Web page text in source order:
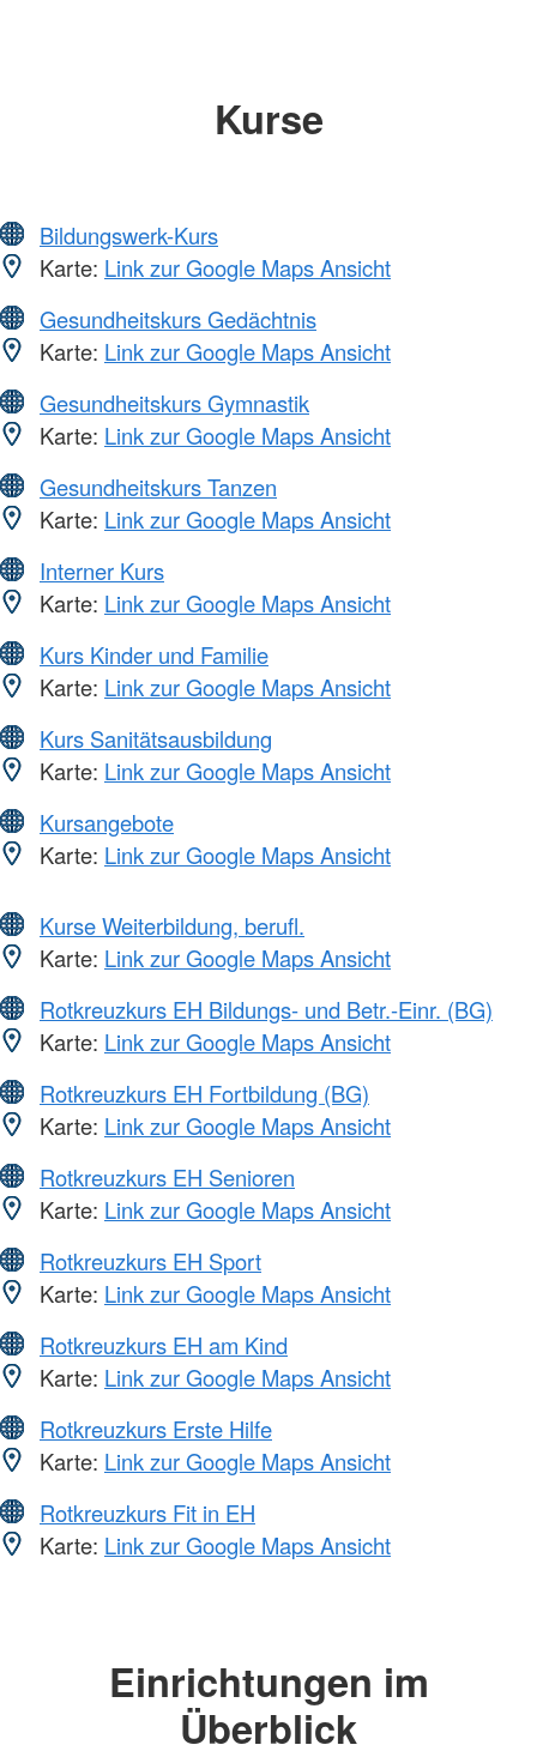
Kurse
Bildungswerk-Kurs
Karte: Link zur Google Maps Ansicht
Gesundheitskurs Gedächtnis
Karte: Link zur Google Maps Ansicht
Gesundheitskurs Gymnastik
Karte: Link zur Google Maps Ansicht
Gesundheitskurs Tanzen
Karte: Link zur Google Maps Ansicht
Interner Kurs
Karte: Link zur Google Maps Ansicht
Kurs Kinder und Familie
Karte: Link zur Google Maps Ansicht
Kurs Sanitätsausbildung
Karte: Link zur Google Maps Ansicht
Kursangebote
Karte: Link zur Google Maps Ansicht
Kurse Weiterbildung, berufl.
Karte: Link zur Google Maps Ansicht
Rotkreuzkurs EH Bildungs- und Betr.-Einr. (BG)
Karte: Link zur Google Maps Ansicht
Rotkreuzkurs EH Fortbildung (BG)
Karte: Link zur Google Maps Ansicht
Rotkreuzkurs EH Senioren
Karte: Link zur Google Maps Ansicht
Rotkreuzkurs EH Sport
Karte: Link zur Google Maps Ansicht
Rotkreuzkurs EH am Kind
Karte: Link zur Google Maps Ansicht
Rotkreuzkurs Erste Hilfe
Karte: Link zur Google Maps Ansicht
Rotkreuzkurs Fit in EH
Karte: Link zur Google Maps Ansicht
Einrichtungen im
Überblick